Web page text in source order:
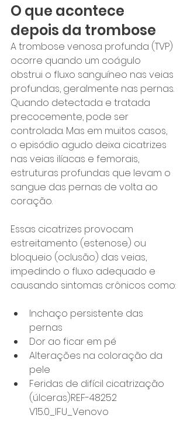
O que acontece
depois da trombose
A trombose venosa profunda (TVP)
ocorre quando um coágulo
obstrui o fluxo sanguíneo nas veias
profundas, geralmente nas pernas.
Quando detectada e tratada
precocemente, pode ser
controlada. Mas em muitos casos,
o episódio agudo deixa cicatrizes
nas veias ilíacas e femorais,
estruturas profundas que levam o
sangue das pernas de volta ao
coração.
Essas cicatrizes provocam
estreitamento (estenose) ou
bloqueio (oclusão) das veias,
impedindo o fluxo adequado e
causando sintomas crônicos como:
Inchaço persistente das
pernas
Dor ao ficar em pé
Alterações na coloração da
pele
Feridas de difícil cicatrização
(úlceras)REF-48252
V15.0_IFU_Venovo